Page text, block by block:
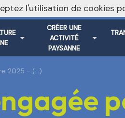
CRÉER UNE
ACTIVITÉ
PAYSANNE
2025 - (…)
l'utilisation de cookies